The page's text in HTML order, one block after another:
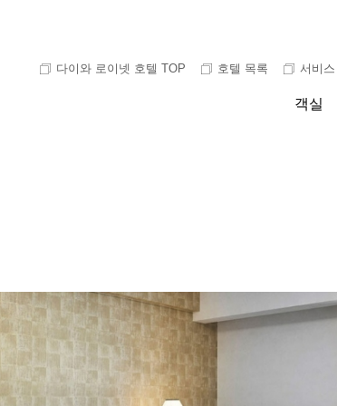
다이와 로이넷 호텔 TOP 호텔 목록 서비스
객실